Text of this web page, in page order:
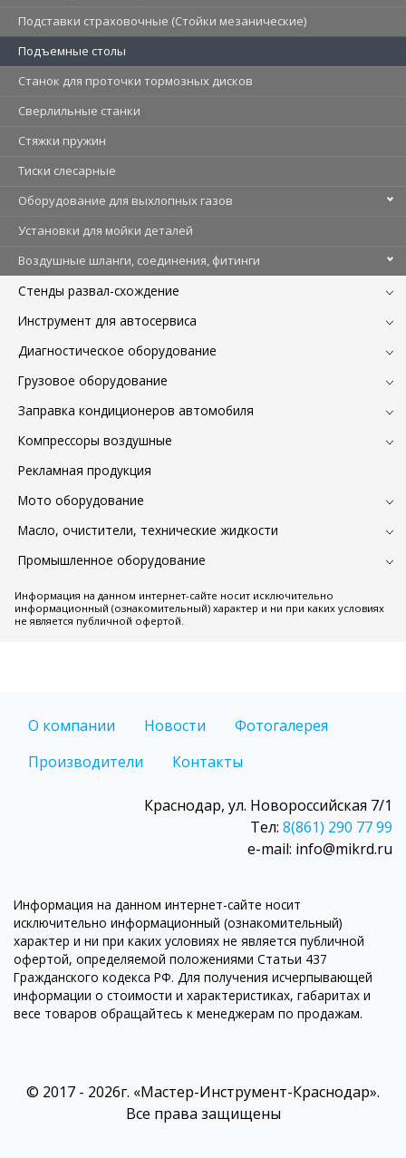
Подставки страховочные (Стойки мезанические)
Подъемные столы
Станок для проточки тормозных дисков
Сверлильные станки
Стяжки пружин
Тиски слесарные
Оборудование для выхлопных газов
Установки для мойки деталей
Воздушные шланги, соединения, фитинги
Стенды развал-схождение
Инструмент для автосервиса
Диагностическое оборудование
Грузовое оборудование
Заправка кондиционеров автомобиля
Компрессоры воздушные
Рекламная продукция
Мото оборудование
Масло, очистители, технические жидкости
Промышленное оборудование
Информация на данном интернет-сайте носит исключительно
информационный (ознакомительный) характер и ни при каких условиях
не является публичной офертой.
О компании Новости
Фотогалерея
Производители
Контакты
Краснодар, ул. Новороссийская 7/1
Тел: 8(861) 290 77 99
e-mail: info@mikrd.ru
Информация на данном интернет-сайте носит
исключительно информационный (ознакомительный)
характер и ни при каких условиях не является публичной
офертой, определяемой положениями Статьи 437
Гражданского кодекса РФ. Для получения исчерпывающей
информации о стоимости и характеристиках, габаритах и
весе товаров обращайтесь к менеджерам по продажам.
© 2017 - 2026г. «Мастер-Инструмент-Краснодар».
Все права защищены